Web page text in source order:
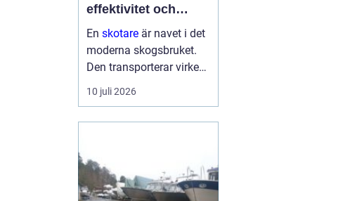
effektivitet och
hållbarhet
En skotare är navet i det
moderna skogsbruket.
Den transporterar virke
från avverkningsplatsen
till bilväg eller
förhållanden. Rä...
10 juli 2026